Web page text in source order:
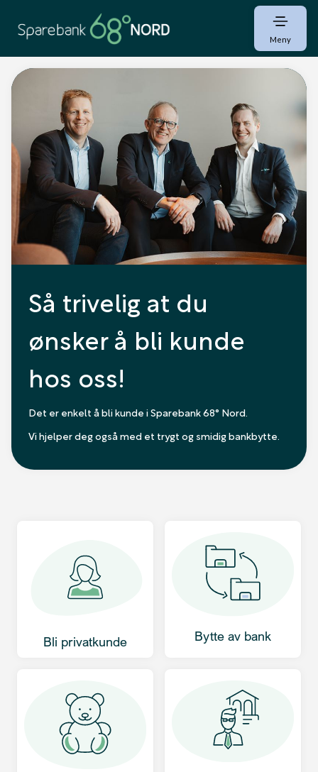
Meny
Så trivelig at du
ønsker å bli kunde
hos oss!
Det er enkelt å bli kunde i Sparebank 68° Nord.
Vi hjelper deg også med et trygt og smidig bankbytte.
Bli privatkunde Bytte av bank